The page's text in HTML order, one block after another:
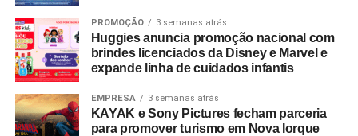
PROMOÇÃO 3 semanas atrás
Huggies anuncia promoção nacional com
brindes licenciados da Disney e Marvel e
expande linha de cuidados infantis
EMPRESA 3 semanas atrás
KAYAK e Sony Pictures fecham parceria
para promover turismo em Nova Iorque